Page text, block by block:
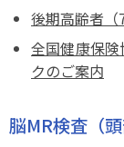
後期高齢者（
全国健康保
クのご案内
脳MR検査（